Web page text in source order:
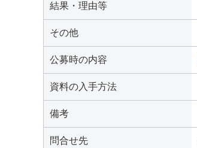
結果・理由等
その他
公募時の内容
資料の入手方法
備考
問合せ先